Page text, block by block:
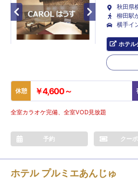
秋田県
柳田駅
横手イ
ホテル
休憩 ￥4,600～
全室カラオケ完備、全室VOD見放題
予約 クー
ホテル プルミエあんじゅ